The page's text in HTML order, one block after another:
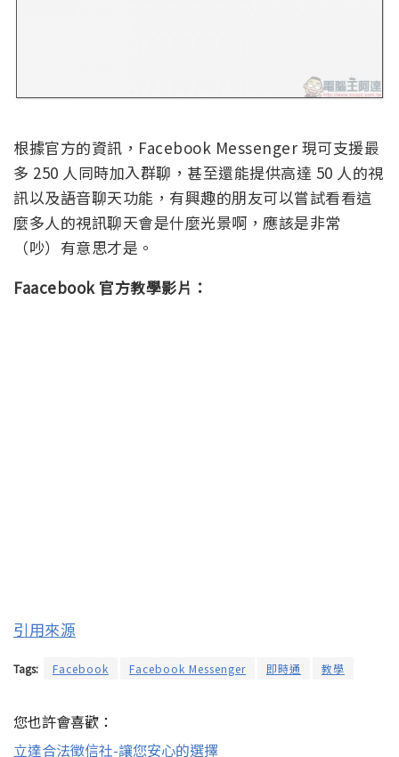
根據官方的資訊，Facebook Messenger 現可支援最
多 250 人同時加入群聊，甚至還能提供高達 50 人的視
訊以及語音聊天功能，有興趣的朋友可以嘗試看看這
麼多人的視訊聊天會是什麼光景啊，應該是非常
（吵）有意思才是。
Faacebook 官方教學影片：
引用來源
Tags: Facebook Facebook Messenger 即時通 教學
您也許會喜歡：
立達合法徵信社-讓您安心的選擇